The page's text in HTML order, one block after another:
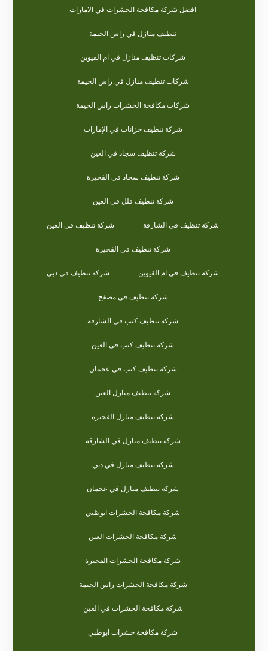
افضل شركة مكافحة الحشرات في الامارات
تنظيف منازل في راس الخيمة
شركات تنظيف منازل في ام القيوين
شركات تنظيف منازل في راس الخيمة
شركات مكافحة الحشرات راس الخيمة
شركة تنظيف خزانات في الإمارات
شركة تنظيف سجاد في العين
شركة تنظيف سجاد في الفجيرة
شركة تنظيف فلل في العين
شركة تنظيف في الشارقة شركة تنظيف في العين
شركة تنظيف في الفجيرة
شركة تنظيف في ام القيوين شركة تنظيف في دبي
شركة تنظيف في مصفح
شركة تنظيف كنب في الشارقة
شركة تنظيف كنب في العين
شركة تنظيف كنب في عجمان
شركة تنظيف منازل العين
شركة تنظيف منازل الفجيرة
شركة تنظيف منازل في الشارقة
شركة تنظيف منازل في دبي
شركة تنظيف منازل في عجمان
شركة مكافحة الحشرات ابوظبي
شركة مكافحة الحشرات العين
شركة مكافحة الحشرات الفجيرة
شركة مكافحة الحشرات راس الخيمة
شركة مكافحة الحشرات في العين
شركة مكافحة حشرات ابوظبي